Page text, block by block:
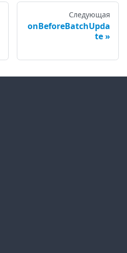
Следующая
onBeforeBatchUpda
te